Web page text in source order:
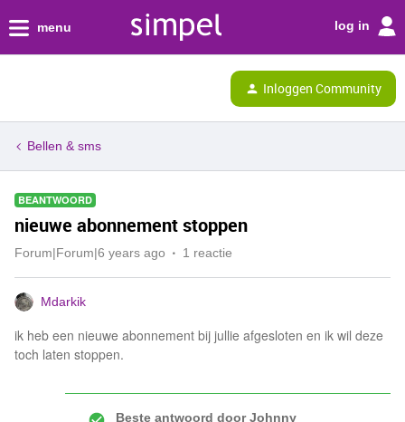
menu log in
Inloggen Community
Bellen & sms
BEANTWOORD
nieuwe abonnement stoppen
Forum|Forum|6 years ago 1 reactie
Mdarkik
ik heb een nieuwe abonnement bij jullie afgesloten en ik wil deze
toch laten stoppen.
Beste antwoord doorJohnny